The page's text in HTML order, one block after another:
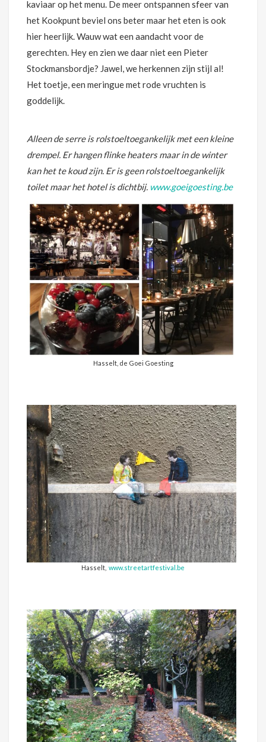
kaviaar op het menu. De meer ontspannen sfeer van
het Kookpunt beviel ons beter maar het eten is ook
hier heerlijk. Wauw wat een aandacht voor de
gerechten. Hey en zien we daar niet een Pieter
Stockmansbordje? Jawel, we herkennen zijn stijl al!
Het toetje, een meringue met rode vruchten is
goddelijk.
Alleen de serre is rolstoeltoegankelijk met een kleine
drempel. Er hangen flinke heaters maar in de winter
kan het te koud zijn. Er is geen rolstoeltoegankelijk
toilet maar het hotel is dichtbij. www.goeigoesting.be
Hasselt, de Goei Goesting
Hasselt, www.streetartfestival.be